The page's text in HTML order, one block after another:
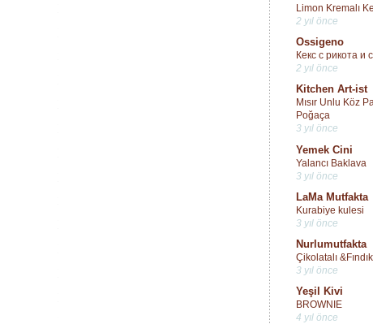
Limon Kremalı
2 yıl önce
Ossigeno
Кекс с рикота и
2 yıl önce
Kitchen Art-ist
Mısır Unlu Köz
Poğaça
3 yıl önce
Yemek Cini
Yalancı Baklava
3 yıl önce
LaMa Mutfakta
Kurabiye kulesi
3 yıl önce
Nurlumutfakta
Çikolatalı
3 yıl önce
Yeşil Kivi
BROWNIE
4 yıl önce